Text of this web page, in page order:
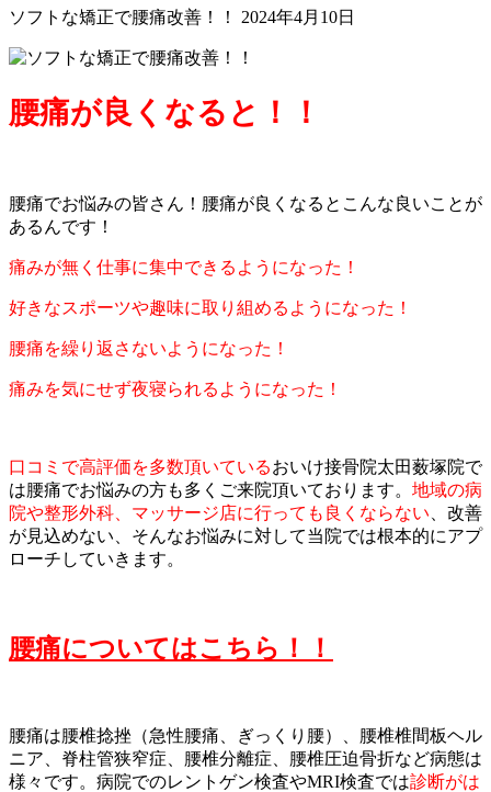
ソフトな矯正で腰痛改善！！ 2024年4月10日
腰痛が良くなると！！
腰痛でお悩みの皆さん！腰痛が良くなるとこんな良いことが
あるんです！
痛みが無く仕事に集中できるようになった！
好きなスポーツや趣味に取り組めるようになった！
腰痛を繰り返さないようになった！
痛みを気にせず夜寝られるようになった！
口コミで高評価を多数頂いているおいけ接骨院太田薮塚院で
は腰痛でお悩みの方も多くご来院頂いております。 地域の病
院や整形外科、マッサージ店に行っても良くならない 、改善
が見込めない、そんなお悩みに対して当院では根本的にアプ
ローチしていきます。
腰痛についてはこちら！！
腰痛は腰椎捻挫（急性腰痛、ぎっくり腰）、腰椎椎間板ヘル
ニア、脊柱管狭窄症、腰椎分離症、腰椎圧迫骨折など病態は
様々です。病院でのレントゲン検査やMRI検査では診断がは